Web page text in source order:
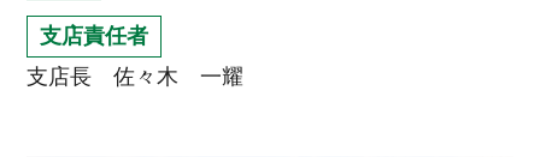
支店責任者
支店長 佐々木 一耀